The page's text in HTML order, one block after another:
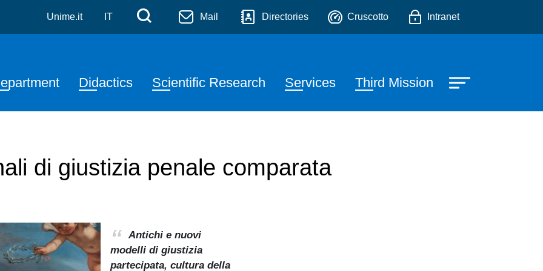
Skip to main content
Salvatore Pugliatti
Unime.it IT Menù di servizio
Cerca Mail Directories Cruscotto Intranet
principale
Didactics Scientific Research Services Third Mission
di giustizia penale comparata
Antichi e nuovi
modelli di giustizia
partecipata, cultura della